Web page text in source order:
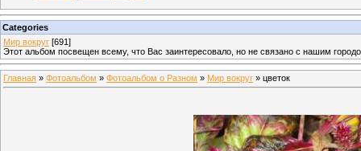
Categories
Мир вокруг [691]
Этот альбом посвещен всему, что Вас заинтересовало, но не связано с нашим
Главная » Фотоальбом » Фотоальбом о Разном » Мир вокруг » цветок